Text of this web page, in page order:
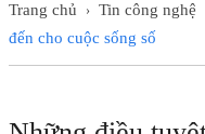
Trang chủ › Tin công nghệ
đến cho cuộc sống số